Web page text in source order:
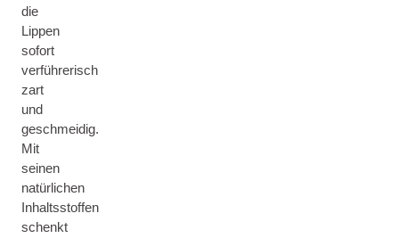
die
Lippen
sofort
verführerisch
zart
und
geschmeidig.
Mit
seinen
natürlichen
Inhaltsstoffen
schenkt